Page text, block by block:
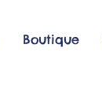
Boutique